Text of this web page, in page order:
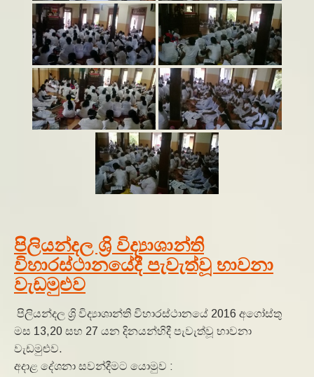
පිලියන්දල ශ්‍රි විද්‍යාශාන්ති
විහාරස්ථානයේදී පැවැත්වූ භාවනා
වැඩමුළුව
පිලියන්දල ශ්‍රි විද්‍යාශාන්ති විහාරස්ථානයේ 2016 අගෝස්තු
මස 13,20 සහ 27 යන දිනයන්හිදී පැවැත්වූ භාවනා
වැඩමුළුව.
අදාළ දේශනා සවන්දීමට යොමුව :